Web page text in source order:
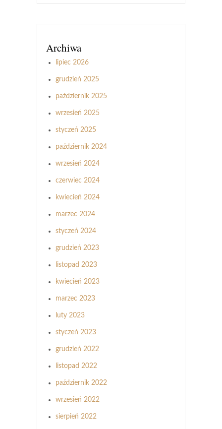
Archiwa
lipiec 2026
grudzień 2025
październik 2025
wrzesień 2025
styczeń 2025
październik 2024
wrzesień 2024
czerwiec 2024
kwiecień 2024
marzec 2024
styczeń 2024
grudzień 2023
listopad 2023
kwiecień 2023
marzec 2023
luty 2023
styczeń 2023
grudzień 2022
listopad 2022
październik 2022
wrzesień 2022
sierpień 2022